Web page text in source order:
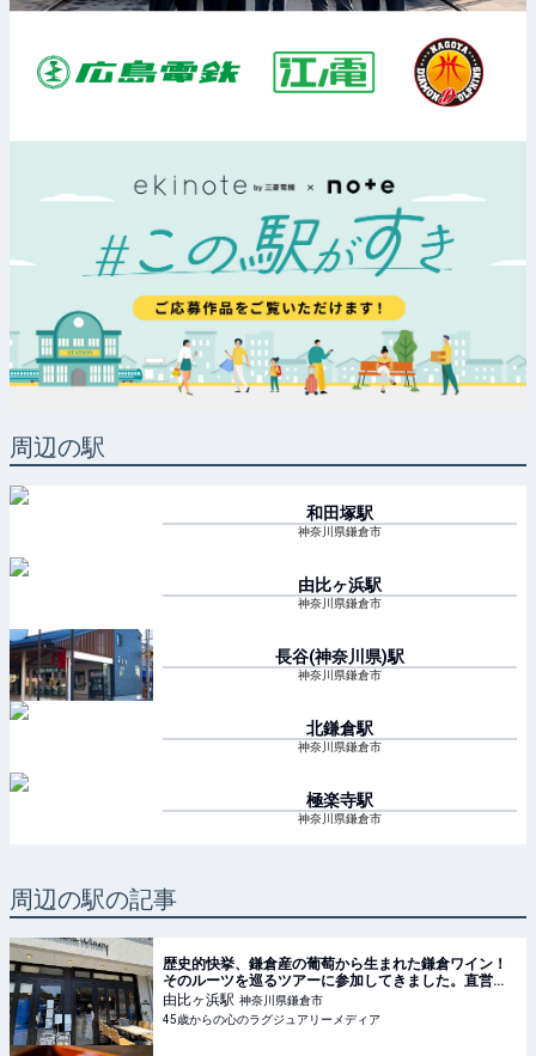
周辺の駅
和田塚駅
神奈川県鎌倉市
由比ヶ浜駅
神奈川県鎌倉市
長谷(神奈川県)駅
神奈川県鎌倉市
北鎌倉駅
神奈川県鎌倉市
極楽寺駅
神奈川県鎌倉市
周辺の駅の記事
歴史的快挙、鎌倉産の葡萄から生まれた鎌倉ワイン！
そのルーツを巡るツアーに参加してきました。直営の
葡萄畑巡りやカフェKAMAKURA WINERYで、ワイン
に合わせて、ランチ、デザートを楽しんで来まし
由比ヶ浜駅 神奈川県鎌倉市
45歳からの心のラグジュアリーメディア